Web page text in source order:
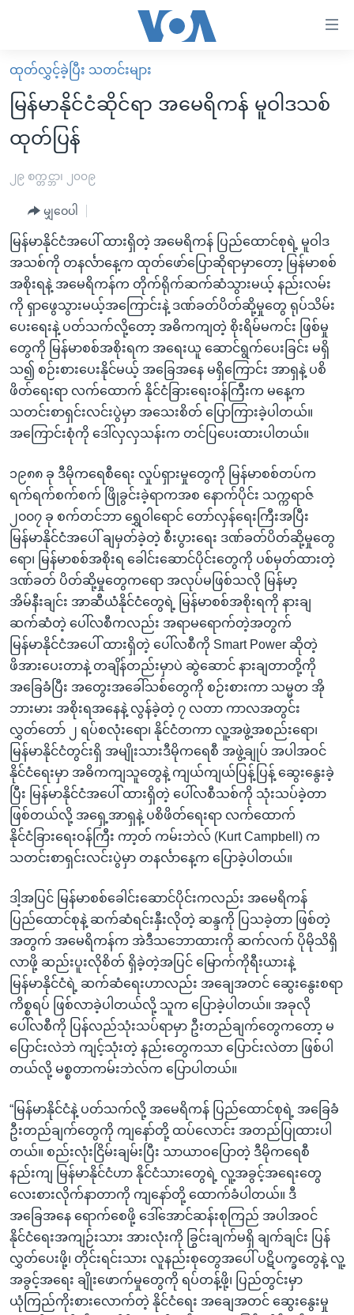
လွယ်ကူ
စေ
Link
များ
အကြောင်းအရာ
သို့
ကျော်
ကြည့်
ညွန်း
စာမျက်နှာ
ရှာဖွေ
ရန်
နေရာ
ကျော်
မူလစာမျက်နှာ
မြန်မာ
ကမ္ဘာ့သတင်းများ
အစ္စရေး-ပါလက်စတိုင်း
ရပ်ဝန်းတခု လမ်းတခု အလွန်
အင်္ဂလိပ်စာလေ့လာမယ်
အမေရိကန်သုံးအီဒီယံ
မကြေးမုံရဲ့ အင်္ဂလိပ်စာ
ရုပ်ရှင်ထဲက အင်္ဂလိပ်စာ
သုတပဒေသာ အင်္ဂလိပ်စာ
အပတ်စဉ်ကဏ္ဍများ
ရေဒီယို
တီဗွီ
ရေဒီယိုနှင့်ရုပ်သံ အချက်အလက်များ
ရေဒီယို/တီဗွီအစီအစဉ်
Learning English
ဗွီအိုအေ လူမှုကွန်ယက်များ
ဘာသာစကားများ
ထုတ်လွှင့်ခဲ့ပြီး သတင်းများ
မြန်မာနိုင်ငံဆိုင်ရာ အမေရိကန် မူဝါဒသစ်
ထုတ်ပြန်
၂၉ စက္တင္ဘာ၊ ၂၀၀၉
မျှဝေပါ
မြန်မာနိုင်ငံအပေါ် ထားရှိတဲ့ အမေရိကန် ပြည်ထောင်စုရဲ့ မူဝါဒ
အသစ်ကို တနင်္လာနေ့က ထုတ်ဖော်ပြောဆိုရာမှာတော့ မြန်မာစစ်
အစိုးရနဲ့ အမေရိကန်က တိုက်ရိုက်ဆက်ဆံသွားမယ့် နည်းလမ်း
ကို ရှာဖွေသွားမယ့်အကြောင်းနဲ့ ဒဏ်ခတ်ပိတ်ဆို့မှုတွေ ရုပ်သိမ်း
ပေးရေးနဲ့ ပတ်သက်လို့တော့ အဓိကကျတဲ့ စိုးရိမ်မကင်း ဖြစ်မှု
တွေကို မြန်မာစစ်အစိုးရက အရေးယူ ဆောင်ရွက်ပေးခြင်း မရှိ
သ၍ စဉ်းစားပေးနိုင်မယ့် အခြေအနေ မရှိကြောင်း အာရှနဲ့ ပစိ
ဖိတ်ရေးရာ လက်ထောက် နိုင်ငံခြားရေးဝန်ကြီးက မနေ့က
သတင်းစာရှင်းလင်းပွဲမှာ အသေးစိတ် ပြောကြားခဲ့ပါတယ်။
အကြောင်းစုံကို ဒေါ်လှလှသန်းက တင်ပြပေးထားပါတယ်။
၁၉၈၈ ခု ဒီမိုကရေစီရေး လှုပ်ရှားမှုတွေကို မြန်မာစစ်တပ်က
ရက်ရက်စက်စက် ဖြိုခွင်းခဲ့ရာကအစ နောက်ပိုင်း သက္ကရာဇ်
၂၀၀၇ ခု စက်တင်ဘာ ရွှေဝါရောင် တော်လှန်ရေးကြီးအပြီး
မြန်မာနိုင်ငံအပေါ် ချမှတ်ခဲ့တဲ့ စီးပွားရေး ဒဏ်ခတ်ပိတ်ဆို့မှုတွေ
ရော၊ မြန်မာစစ်အစိုးရ ခေါင်းဆောင်ပိုင်းတွေကို ပစ်မှတ်ထားတဲ့
ဒဏ်ခတ် ပိတ်ဆို့မှုတွေကရော အလုပ်မဖြစ်သလို မြန်မာ့
အိမ်နီးချင်း အာဆီယံနိုင်ငံတွေရဲ့ မြန်မာစစ်အစိုးရကို နားချ
ဆက်ဆံတဲ့ ပေါ်လစီကလည်း အရာမရောက်တဲ့အတွက်
မြန်မာနိုင်ငံအပေါ် ထားရှိတဲ့ ပေါ်လစီကို Smart Power ဆိုတဲ့
ဖိအားပေးတာနဲ့ တချိန်တည်းမှာပဲ ဆွဲဆောင် နားချတာတို့ကို
အခြေခံပြီး အတွေးအခေါ်သစ်တွေကို စဉ်းစားကာ သမ္မတ အို
ဘားမား အစိုးရအနေနဲ့ လွန်ခဲ့တဲ့ ၇ လတာ ကာလအတွင်း
လွှတ်တော် ၂ ရပ်စလုံးရော၊ နိုင်ငံတကာ လူ့အဖွဲ့အစည်းရော၊
မြန်မာနိုင်ငံတွင်းရှိ အမျိုးသားဒီမိုကရေစီ အဖွဲ့ချုပ် အပါအဝင်
နိုင်ငံရေးမှာ အဓိကကျသူတွေနဲ့ ကျယ်ကျယ်ပြန့်ပြန့် ဆွေးနွေးခဲ့
ပြီး မြန်မာနိုင်ငံအပေါ် ထားရှိတဲ့ ပေါ်လစီသစ်ကို သုံးသပ်ခဲ့တာ
ဖြစ်တယ်လို့ အရှေ့အာရှနဲ့ ပစိဖိတ်ရေးရာ လက်ထောက်
နိုင်ငံခြားရေးဝန်ကြီး ကာ့တ် ကမ်းဘဲလ် (Kurt Campbell) က
သတင်းစာရှင်းလင်းပွဲမှာ တနင်္လာနေ့က ပြောခဲ့ပါတယ်။
ဒါ့အပြင် မြန်မာစစ်ခေါင်းဆောင်ပိုင်းကလည်း အမေရိကန်
ပြည်ထောင်စုနဲ့ ဆက်ဆံရင်းနှီးလိုတဲ့ ဆန္ဒကို ပြသခဲ့တာ ဖြစ်တဲ့
အတွက် အမေရိကန်က အဲဒီသဘောထားကို ဆက်လက် ပိုမိုသိရှိ
လာဖို့ ဆည်းပူးလိုစိတ် ရှိခဲ့တဲ့အပြင် မြောက်ကိုရီးယားနဲ့
မြန်မာနိုင်ငံရဲ့ ဆက်ဆံရေးဟာလည်း အချေအတင် ဆွေးနွေးစရာ
ကိစ္စရပ် ဖြစ်လာခဲ့ပါတယ်လို့ သူက ပြောခဲ့ပါတယ်။ အခုလို
ပေါ်လစီကို ပြန်လည်သုံးသပ်ရာမှာ ဦးတည်ချက်တွေကတော့ မ
ပြောင်းလဲဘဲ ကျင့်သုံးတဲ့ နည်းတွေကသာ ပြောင်းလဲတာ ဖြစ်ပါ
တယ်လို့ မစ္စတာကမ်းဘဲလ်က ပြောပါတယ်။
“မြန်မာနိုင်ငံနဲ့ ပတ်သက်လို့ အမေရိကန် ပြည်ထောင်စုရဲ့ အခြေခံ
ဦးတည်ချက်တွေကို ကျနော်တို့ ထပ်လောင်း အတည်ပြုထားပါ
တယ်။ စည်းလုံးငြိမ်းချမ်းပြီး သာယာဝပြောတဲ့ ဒီမိုကရေစီ
နည်းကျ မြန်မာနိုင်ငံဟာ နိုင်ငံသားတွေရဲ့ လူ့အခွင့်အရေးတွေ
လေးစားလိုက်နာတာကို ကျနော်တို့ ထောက်ခံပါတယ်။ ဒီ
အခြေအနေ ရောက်စေဖို့ ဒေါ်အောင်ဆန်းစုကြည် အပါအဝင်
နိုင်ငံရေးအကျဉ်းသား အားလုံးကို ခြွင်းချက်မရှိ ချက်ချင်း ပြန်
လွှတ်ပေးဖို့၊ တိုင်းရင်းသား လူနည်းစုတွေအပေါ် ပဋိပက္ခတွေနဲ့ လူ့
အခွင့်အရေး ချိုးဖောက်မှုတွေကို ရပ်တန့်ဖို့၊ ပြည်တွင်းမှာ
ယုံကြည်ကိုးစားလောက်တဲ့ နိုင်ငံရေး အချေအတင် ဆွေးနွေးမှု